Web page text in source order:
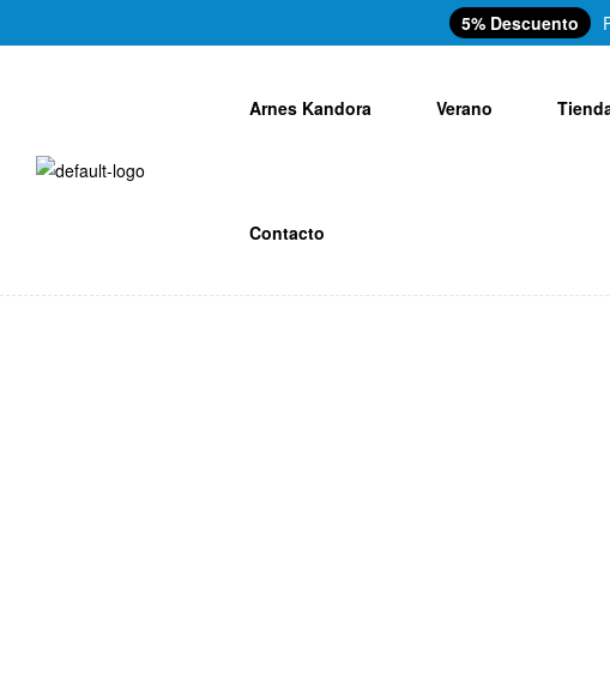
5% Descuento
Arnes Kandora Verano
Contacto